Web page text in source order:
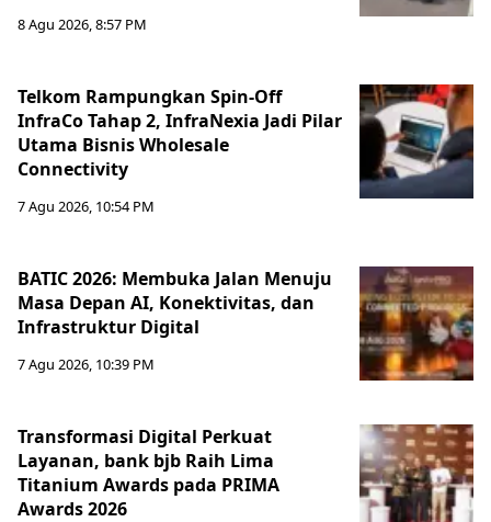
8 Agu 2026, 8:57 PM
Telkom Rampungkan Spin-Off
InfraCo Tahap 2, InfraNexia Jadi Pilar
Utama Bisnis Wholesale
Connectivity
7 Agu 2026, 10:54 PM
BATIC 2026: Membuka Jalan Menuju
Masa Depan AI, Konektivitas, dan
Infrastruktur Digital
7 Agu 2026, 10:39 PM
Transformasi Digital Perkuat
Layanan, bank bjb Raih Lima
Titanium Awards pada PRIMA
Awards 2026